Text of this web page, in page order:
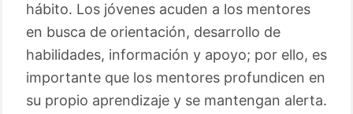
hábito. Los jóvenes acuden a los mentores
en busca de orientación, desarrollo de
habilidades, información y apoyo; por ello, es
importante que los mentores profundicen en
su propio aprendizaje y se mantengan alerta.